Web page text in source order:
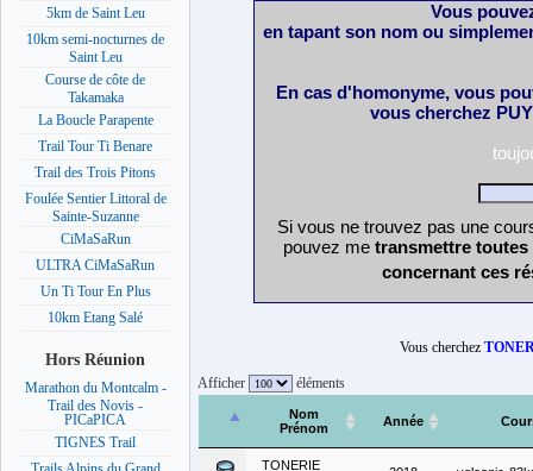
5km de Saint Leu
10km semi-nocturnes de
Saint Leu
Course de côte de
Takamaka
La Boucle Parapente
Trail Tour Ti Benare
Trail des Trois Pitons
Foulée Sentier Littoral de
Sainte-Suzanne
CiMaSaRun
ULTRA CiMaSaRun
Un Ti Tour En Plus
10km Etang Salé
Hors Réunion
Marathon du Montcalm -
Trail des Novis -
PICaPICA
TIGNES Trail
Vous
en tapant son nom ou
En cas d'homonyme, vous
vous cherchez
Si vous ne trouvez pas une
pouvez me transmettre
concernant ces
Vous cherchez
Afficher éléments
Nom
Prénom
Année
TONERIE